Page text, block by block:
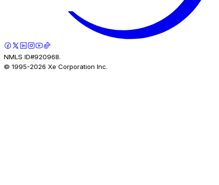
NMLS ID#920968.
© 1995-2026 Xe Corporation Inc.